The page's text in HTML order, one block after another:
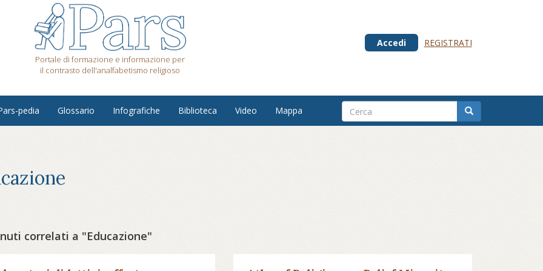
Portale di formazione e informazione per
il contrasto dell'analfabetismo religioso
Accedi REGISTRATI
pedia Glossario Infografiche Biblioteca Video Mappa
correlati a "Educazione"